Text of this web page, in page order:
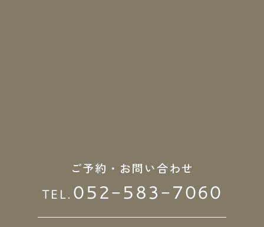
ご予約・お問い合わせ
TEL. 052-583-7060